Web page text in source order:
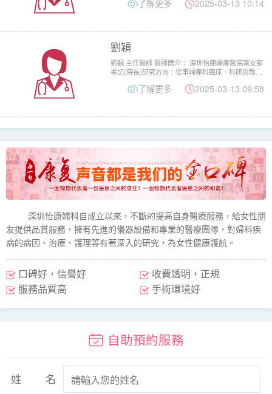
了解更多 2025-03-13 10:14
劉穎
劉穎 主任醫師 醫師簡介： 深圳怡康婦產醫院黨支部
書記(院長)研究方向：從事婦產科臨床、科研與教學
了解更多 2025-03-13 09:58
深圳怡康婦科自成立以來，不斷的提高自身醫療服務，給女性朋
友提供品質服務，擁有先進的儀器設備和專業的醫療團隊，對婦科疾
病的病因、治療、護理等有著深入的研究，為女性健康護航。
口碑好，信譽好
服務品質高
收費透明，正規
手術環境好
自助預約服務
姓名